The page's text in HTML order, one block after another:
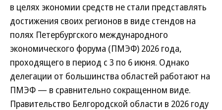
в целях экономии средств не стали представлять
достижения своих регионов в виде стендов на
полях Петербургского международного
экономического форума (ПМЭФ) 2026 года,
проходящего в период с 3 по 6 июня. Однако
делегации от большинства областей работают на
ПМЭФ — в сравнительно сокращенном виде.
Правительство Белгородской области в 2026 году